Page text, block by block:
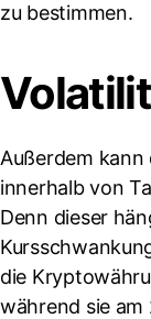
zu bestimmen.
Außerdem kann
innerhalb von
Denn dieser
die
während sie am